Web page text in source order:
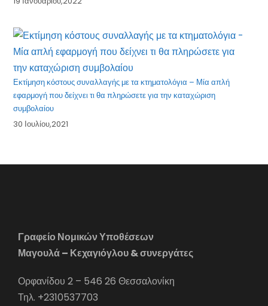
Εκτίμηση κόστους συναλλαγής με τα κτηματολόγια – Μία απλή
εφαρμογή που δείχνει τι θα πληρώσετε για την καταχώριση
συμβολαίου
30 Ιουλίου,2021
Γραφείο Νομικών Υποθέσεων
Μαγουλά – Κεχαγιόγλου & συνεργάτες
Ορφανίδου 2 – 546 26 Θεσσαλονίκη
Τηλ. +2310537703